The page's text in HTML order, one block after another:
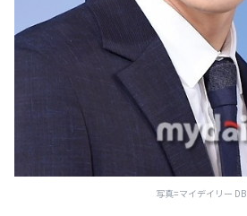
写真=マイデイリー DB